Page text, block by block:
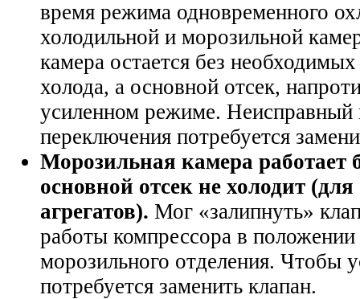
время режима одновременного
холодильной и морозильной
камера остается без
холода, а основной отсек,
усиленном режиме. Неисправный
переключения потребуется
Морозильная камера работает
основной отсек не холодит
агрегатов). Мог «залипнуть»
работы компрессора в
морозильного отделения. Чтобы
потребуется заменить клапан.